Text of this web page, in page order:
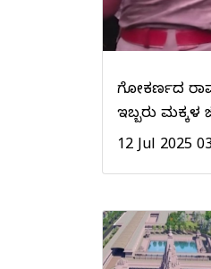
ಗೋಕರ್ಣದ
ಇಬ್ಬರು ಮಕ್ಕಳ
12 Jul 2025